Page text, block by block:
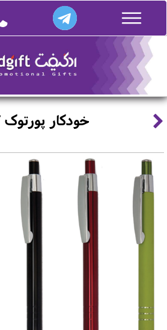
خودکار پورتوک 137